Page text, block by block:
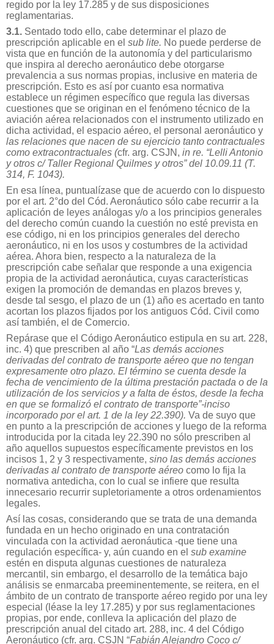
regido por la ley 17.285 y de sus disposiciones
reglamentarias.
3.1. Sentado todo ello, cabe determinar el plazo de
prescripción aplicable en el sub lite. No puede perderse de
vista que en función de la autonomía y del particularismo
que inspira al derecho aeronáutico debe otorgarse
prevalencia a sus normas propias, inclusive en materia de
prescripción. Esto es así por cuanto esa normativa
establece un régimen específico que regula las diversas
cuestiones que se originan en el fenómeno técnico de la
aviación aérea relacionados con el instrumento utilizado en
dicha actividad, el espacio aéreo, el personal aeronáutico y
las relaciones que nacen de su ejercicio tanto contractuales
como extracontractuales (cfr. arg. CSJN, in re. “Lelli Antonio
y otros c/ Taller Regional Quilmes y otros” del 10.09.11 (T.
314, F. 1043).
En esa línea, puntualízase que de acuerdo con lo dispuesto
por el art. 2°do del Cód. Aeronáutico sólo cabe recurrir a la
aplicación de leyes análogas y/o a los principios generales
del derecho común cuando la cuestión no esté prevista en
ese código, ni en los principios generales del derecho
aeronáutico, ni en los usos y costumbres de la actividad
aérea. Ahora bien, respecto a la naturaleza de la
prescripción cabe señalar que responde a una exigencia
propia de la actividad aeronáutica, cuyas características
exigen la promoción de demandas en plazos breves y,
desde tal sesgo, el plazo de un (1) año es acertado en tanto
acortan los plazos fijados por los antiguos Cód. Civil como
así también, el de Comercio.
Repárase que el Código Aeronáutico estipula en su art. 228,
inc. 4) que prescriben al año “Las demás acciones
derivadas del contrato de transporte aéreo que no tengan
expresamente otro plazo. El término se cuenta desde la
fecha de vencimiento de la última prestación pactada o de la
utilización de los servicios y a falta de éstos, desde la fecha
en que se formalizó el contrato de transporte”-inciso
incorporado por el art. 1 de la ley 22.390). Va de suyo que
en punto a la prescripción de acciones y luego de la reforma
introducida por la citada ley 22.390 no sólo prescriben al
año aquellos supuestos específicamente previstos en los
incisos 1, 2 y 3 respectivamente, sino las demás acciones
derivadas al contrato de transporte aéreo como lo fija la
normativa antedicha, con lo cual se infiere que resulta
innecesario recurrir supletoriamente a otros ordenamientos
legales.
Así las cosas, considerando que se trata de una demanda
fundada en un hecho originado en una contratación
vinculada con la actividad aeronáutica -que tiene una
regulación específica- y, aún cuando en el sub examine
estén en disputa algunas cuestiones de naturaleza
mercantil, sin embargo, el desarrollo de la temática bajo
análisis se enmarcaba preeminentemente, se reitera, en el
ámbito de un contrato de transporte aéreo regido por una ley
especial (léase la ley 17.285) y por sus reglamentaciones
propias, por ende, conlleva la aplicación del plazo de
prescripción anual del citado art. 288, inc. 4 del Código
Aeronáutico (cfr. arg. CSJN “Fabián Alejandro Coco c/